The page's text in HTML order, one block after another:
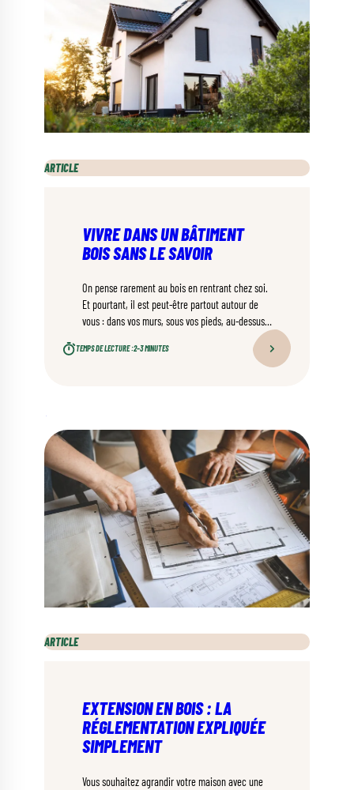
ARTICLE
VIVRE DANS UN BÂTIMENT
BOIS SANS LE SAVOIR
On pense rarement au bois en rentrant chez soi.
Et pourtant, il est peut-être partout autour de
vous : dans vos murs, sous vos pieds, au-dessus
TEMPS DE LECTURE :2–3 MINUTES
ARTICLE
EXTENSION EN BOIS : LA
RÉGLEMENTATION EXPLIQUÉE
SIMPLEMENT
Vous souhaitez agrandir votre maison avec une